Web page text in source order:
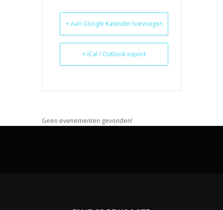
+ Aan Google Kalender toevoegen
+ iCal / Outlook export
Geen evenementen gevonden!